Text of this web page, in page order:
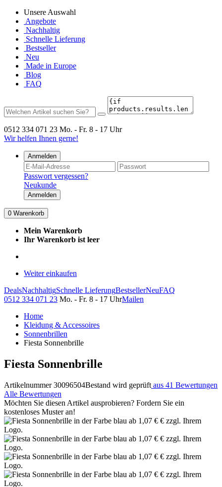
Unsere Auswahl
Angebote
Nachhaltig
Schnelle Lieferung
Bestseller
Neu
Made in Europe
Blog
FAQ
0512 334 071 23 Mo. - Fr. 8 - 17 Uhr
Wir helfen Ihnen gerne!
Anmelden
Passwort vergessen?
Neukunde
Anmelden
0 Warenkorb
Mein Warenkorb
Ihr Warenkorb ist leer
Weiter einkaufen
DealsNachhaltigSchnelle LieferungBestsellerNeuFAQ
0512 334 071 23 Mo. - Fr. 8 - 17 UhrMailen
Home
Kleidung & Accessoires
Sonnenbrillen
Fiesta Sonnenbrille
Fiesta Sonnenbrille
Artikelnummer 30096504Bestand wird geprüft aus 41 Bewertungen
Alle Bewertungen
Möchten Sie diesen Artikel ausprobieren? Fordern Sie ein
kostenloses Muster an!